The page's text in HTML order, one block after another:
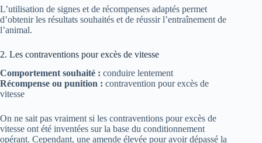
L’utilisation de signes et de récompenses adaptés permet
d’obtenir les résultats souhaités et de réussir l’entraînement de
l’animal.
2. Les contraventions pour excès de vitesse
Comportement souhaité : conduire lentement
Récompense ou punition : contravention pour excès de
vitesse
On ne sait pas vraiment si les contraventions pour excès de
vitesse ont été inventées sur la base du conditionnement
opérant. Cependant, une amende élevée pour avoir dépassé la